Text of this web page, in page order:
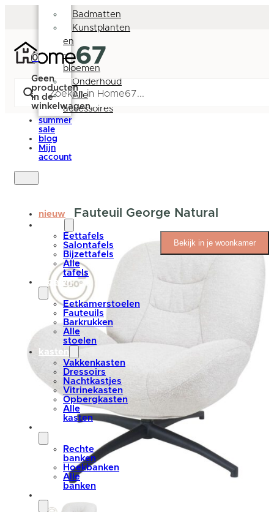
0
Geen
producten
in de
winkelwagen.
Badmatten
Kunstplanten
en
-
bloemen
Onderhoud
Alle
accessoires
summer
sale
blog
Mijn
account
nieuw
Eettafels
Salontafels
Bijzettafels
Alle
tafels
stoelen
Eetkamerstoelen
Fauteuils
Barkrukken
Alle
stoelen
kasten
Vakkenkasten
Dressoirs
Nachtkastjes
Vitrinekasten
Opbergkasten
Alle
kasten
Rechte
banken
Hoekbanken
Alle
banken
Fauteuil George Natural
Bekijk in je woonkamer